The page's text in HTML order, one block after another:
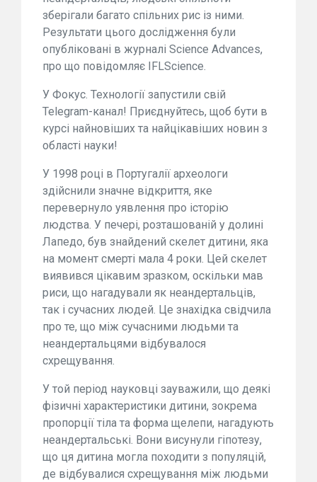
зберігали багато спільних рис із ними.
Результати цього дослідження були
опубліковані в журналі Science Advances,
про що повідомляє IFLScience.
У Фокус. Технології запустили свій
Telegram-канал! Приєднуйтесь, щоб бути в
курсі найновіших та найцікавіших новин з
області науки!
У 1998 році в Португалії археологи
здійснили значне відкриття, яке
перевернуло уявлення про історію
людства. У печері, розташованій у долині
Лапедо, був знайдений скелет дитини, яка
на момент смерті мала 4 роки. Цей скелет
виявився цікавим зразком, оскільки мав
риси, що нагадували як неандертальців,
так і сучасних людей. Це знахідка свідчила
про те, що між сучасними людьми та
неандертальцями відбувалося
схрещування.
У той період науковці зауважили, що деякі
фізичні характеристики дитини, зокрема
пропорції тіла та форма щелепи, нагадують
неандертальські. Вони висунули гіпотезу,
що ця дитина могла походити з популяцій,
де відбувалися схрещування між людьми